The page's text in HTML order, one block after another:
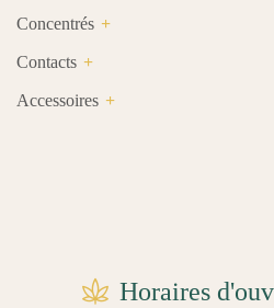
Concentrés
Contacts
Accessoires
Horaires